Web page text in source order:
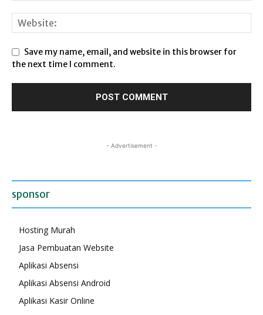
Save my name, email, and website in this browser for
the next time I comment.
- Advertisement -
sponsor
Hosting Murah
Jasa Pembuatan Website
Aplikasi Absensi
Aplikasi Absensi Android
Aplikasi Kasir Online